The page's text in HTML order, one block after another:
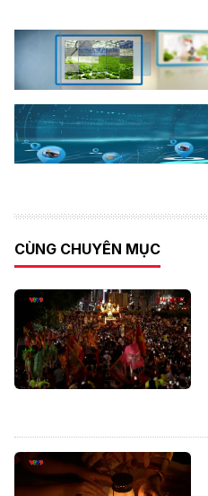
CÙNG CHUYÊN MỤC